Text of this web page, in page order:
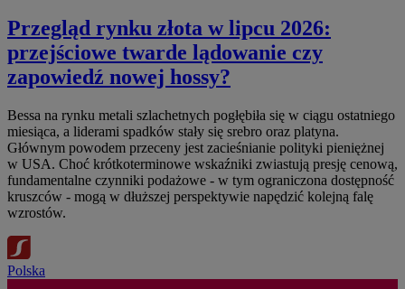
Przegląd rynku złota w lipcu 2026:
przejściowe twarde lądowanie czy
zapowiedź nowej hossy?
Bessa na rynku metali szlachetnych pogłębiła się w ciągu ostatniego
miesiąca, a liderami spadków stały się srebro oraz platyna.
Głównym powodem przeceny jest zacieśnianie polityki pieniężnej
w USA. Choć krótkoterminowe wskaźniki zwiastują presję cenową,
fundamentalne czynniki podażowe - w tym ograniczona dostępność
kruszców - mogą w dłuższej perspektywie napędzić kolejną falę
wzrostów.
Polska